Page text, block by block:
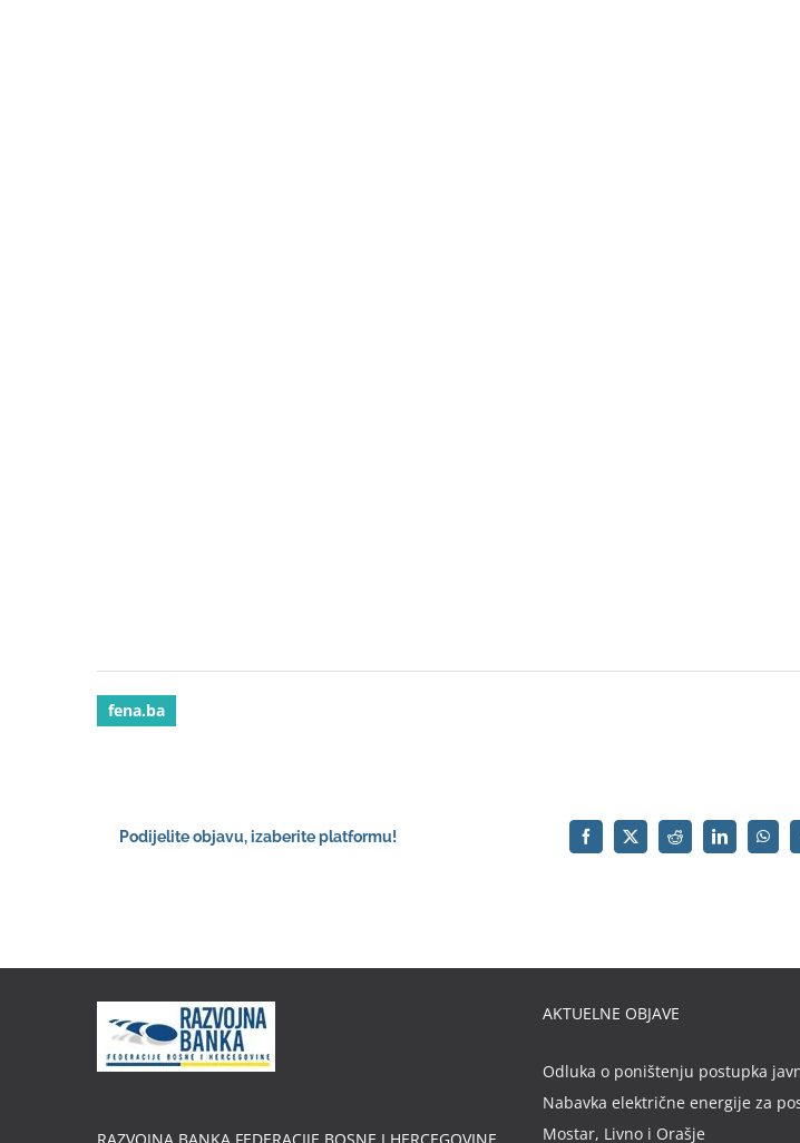
fena.ba
Podijelite objavu, izaberite platformu!
AKTUELNE OBJAVE
Odluka o poništenju postupka
Nabavka električne energije za
Mostar, Livno i Orašje